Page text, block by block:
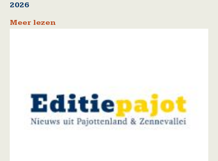
2026
Meer lezen